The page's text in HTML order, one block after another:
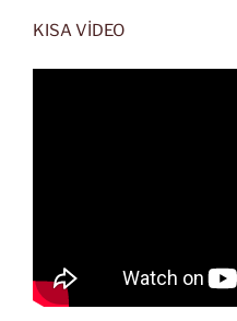
KISA VİDEO